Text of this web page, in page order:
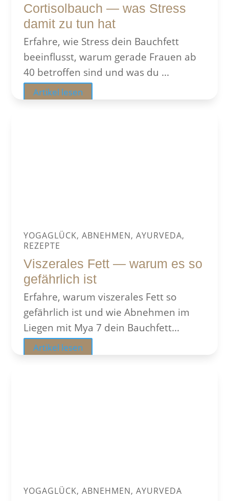
Cortisolbauch — was Stress
damit zu tun hat
Erfahre, wie Stress dein Bauchfett
beeinflusst, warum gerade Frauen ab
40 betroffen sind und was du ...
Artikel lesen
YOGAGLÜCK, ABNEHMEN, AYURVEDA,
REZEPTE
Viszerales Fett — warum es so
gefährlich ist
Erfahre, warum viszerales Fett so
gefährlich ist und wie Abnehmen im
Liegen mit Mya 7 dein Bauchfett...
Artikel lesen
YOGAGLÜCK, ABNEHMEN, AYURVEDA